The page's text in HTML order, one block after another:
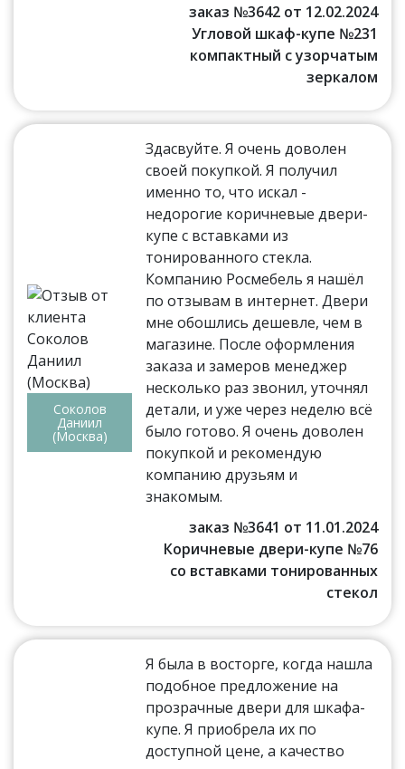
заказ №3642 от 12.02.2024
Угловой шкаф-купе №231
компактный с узорчатым
зеркалом
Соколов
Даниил
(Москва)
Здасвуйте. Я очень доволен
своей покупкой. Я получил
именно то, что искал -
недорогие коричневые двери-
купе с вставками из
тонированного стекла.
Компанию Росмебель я нашёл
по отзывам в интернет. Двери
мне обошлись дешевле, чем в
магазине. После оформления
заказа и замеров менеджер
несколько раз звонил, уточнял
детали, и уже через неделю всё
было готово. Я очень доволен
покупкой и рекомендую
компанию друзьям и
знакомым.
заказ №3641 от 11.01.2024
Коричневые двери-купе №76
со вставками тонированных
стекол
Я была в восторге, когда нашла
подобное предложение на
прозрачные двери для шкафа-
купе. Я приобрела их по
доступной цене, а качество